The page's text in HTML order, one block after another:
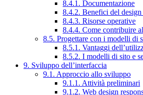
8.4.1. Documentazione
8.4.2. Benefici del design
8.4.3. Risorse operative
8.4.4. Come contribuire
8.5. Progettare con i modelli di
8.5.1. Vantaggi
8.5.2. I modelli di sito e
9. Sviluppo dell’interfaccia
9.1. Approccio allo sviluppo
9.1.1. Attività preliminari
9.1.2. Web design